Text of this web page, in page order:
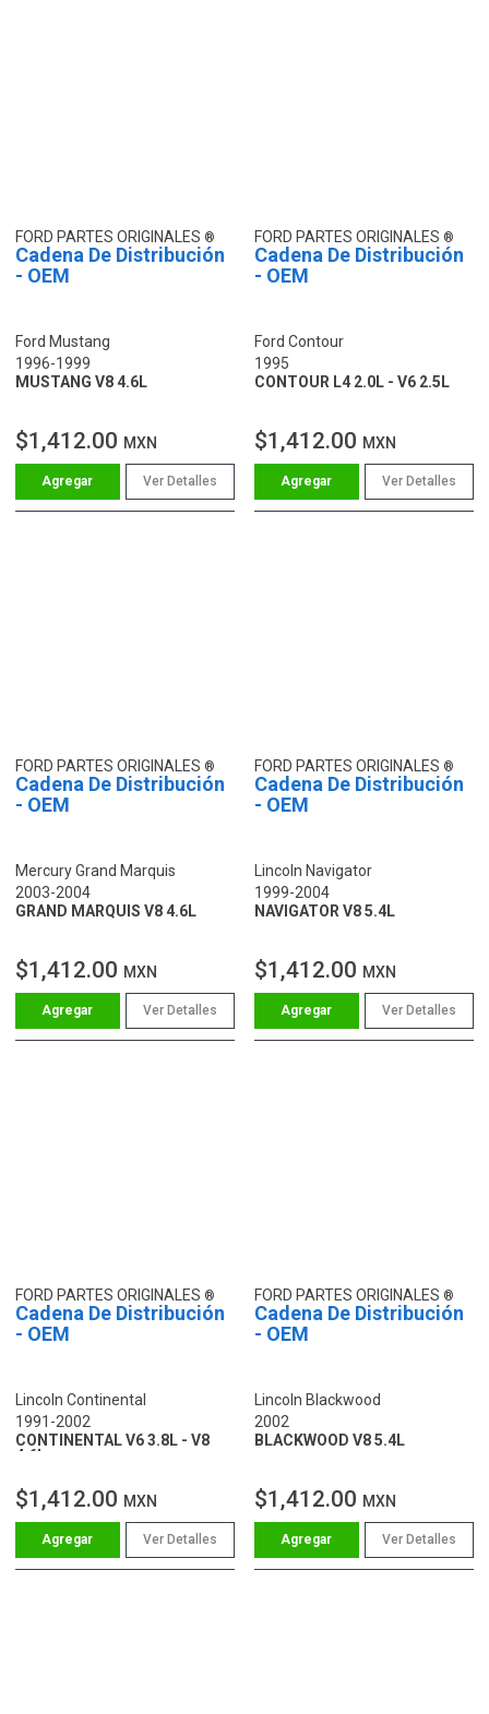
FORD PARTES ORIGINALES
Cadena De Distribución
- OEM
Ford Mustang
1996-1999
MUSTANG V8 4.6L
$1,412.00 MXN
Ver Detalles
FORD PARTES ORIGINALES
Cadena De Distribución
- OEM
Ford Contour
1995
CONTOUR L4 2.0L - V6 2.5L
$1,412.00 MXN
Ver Detalles
FORD PARTES ORIGINALES
Cadena De Distribución
- OEM
Mercury Grand Marquis
2003-2004
GRAND MARQUIS V8 4.6L
$1,412.00 MXN
Ver Detalles
FORD PARTES ORIGINALES
Cadena De Distribución
- OEM
Lincoln Navigator
1999-2004
NAVIGATOR V8 5.4L
$1,412.00 MXN
Ver Detalles
FORD PARTES ORIGINALES
Cadena De Distribución
- OEM
Lincoln Continental
1991-2002
CONTINENTAL V6 3.8L - V8
4.6L
$1,412.00 MXN
Ver Detalles
FORD PARTES ORIGINALES
Cadena De Distribución
- OEM
Lincoln Blackwood
2002
BLACKWOOD V8 5.4L
$1,412.00 MXN
Ver Detalles